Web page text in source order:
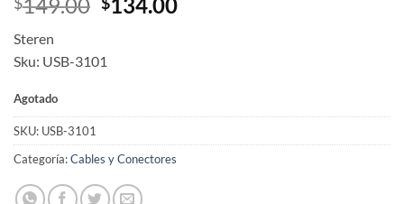
$149.00.
Steren
Sku: USB-3101
Agotado
SKU: USB-3101
Categoría:Cables y Conectores